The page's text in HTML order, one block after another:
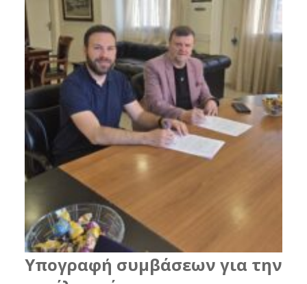
Υπογραφή συμβάσεων για την